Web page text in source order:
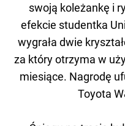
swoją koleżankę i
efekcie studentka
wygrała dwie
za który otrzyma w
miesiące. Nagrodę
Toyota